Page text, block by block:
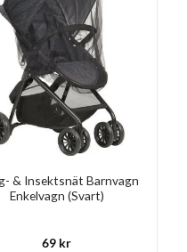
& Insektsnät Barnvagn
Enkelvagn (Svart)
69 kr